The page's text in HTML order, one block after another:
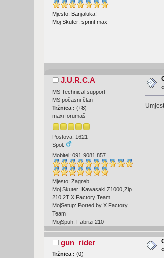
Mjesto: Banjaluka!
Moj Skuter: sprint max
J.U.R.C.A
MS Technical support
MS počasni član
Tržnica :(+8)
maxi forumaš
Postova: 1621
Spol:
Mobitel: 091 9081 857
Mjesto: Zagreb
Moj Skuter: Kawasaki Z1000,Zip
210 2T X Factory Team
MojSetup: Ported by X Factory
Team
MojSpuh: Fabrizi 210
gun_rider
Tržnica :(0)